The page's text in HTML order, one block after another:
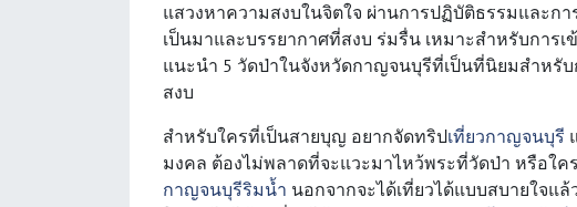
แสวงหาความสงบในจิตใจ ผ่านการปฏิบัติธรรมและก
เป็นมาและบรรยากาศที่สงบ ร่มรื่น เหมาะสำหรับการ
แนะนำ 5 วัดป่าในจังหวัดกาญจนบุรีที่เป็นที่นิยมสำหรั
สงบ
สำหรับใครที่เป็นสายบุญ อยากจัดทริปเที่ยวกาญจนบุรี
มงคล ต้องไม่พลาดที่จะแวะมาไหว้พระที่วัดป่า หรือใ
กาญจนบุรีริมน้ำ นอกจากจะได้เที่ยวได้แบบสบายใจแ